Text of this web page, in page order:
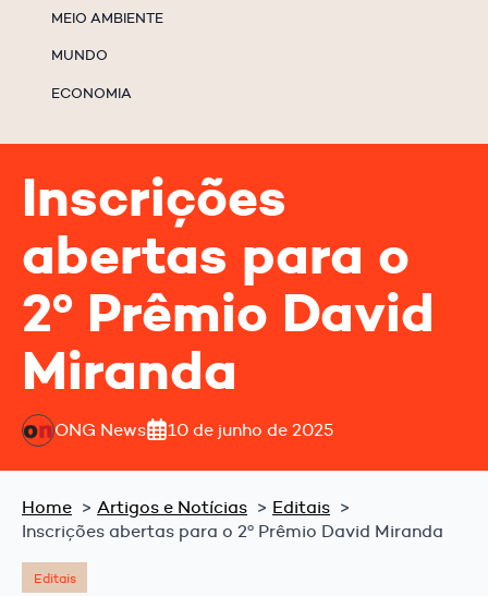
MEIO AMBIENTE
MUNDO
ECONOMIA
Inscrições
abertas para o
2º Prêmio David
Miranda
ONG News 10 de junho de 2025
Home Artigos e Notícias
Editais
Inscrições abertas para o 2º Prêmio David Miranda
Editais